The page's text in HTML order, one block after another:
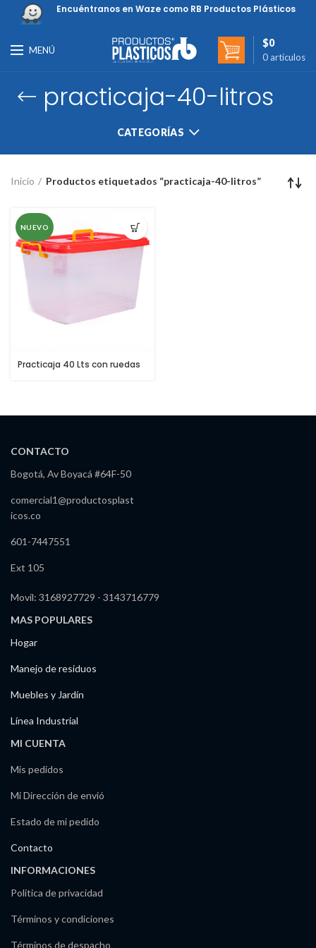
Encuéntranos en Waze como RB Productos Plásticos
MENÚ
0 artículos
$0
practicaja-40-litros
CATEGORÍAS
Inicio Productos etiquetados “practicaja-40-litros”
NUEVO
Practicaja 40 Lts con ruedas
CONTACTO
Bogotá, Av Boyacá #64F-50
comercial1@productosplast
icos.co
601-7447551
Ext 105
Movil: 3168927729 - 3143716779
MAS POPULARES
Hogar
Manejo de residuos
Muebles y Jardín
Línea Industrial
MI CUENTA
Mis pedidos
Mi Dirección de envió
Estado de mi pedido
Contacto
INFORMACIONES
Política de privacidad
Términos y condiciones
Términos de despacho